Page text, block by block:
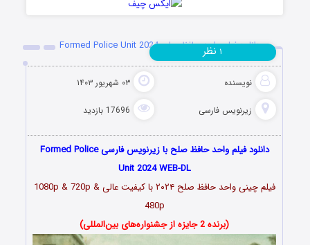
دانلود فیلم واحد حافظ صلح Formed Police Unit 2024
نویسنده ۰۳ شهریور ۱۴۰۳
زیرنویس فارسی 17696 بازدید
۱ نظر
دانلود فیلم واحد حافظ صلح با زیرنویس فارسی Formed Police
Unit 2024 WEB-DL
فیلم چینی واحد حافظ صلح ۲۰۲۴
با کیفیت عالی 1080p & 720p &
480p
(برنده 2 جایزه از جشنواره‌های بین‌المللی)